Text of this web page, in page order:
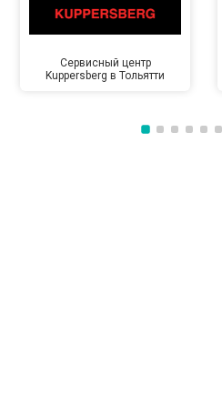
Сервисный центр
Kuppersberg в Тольятти